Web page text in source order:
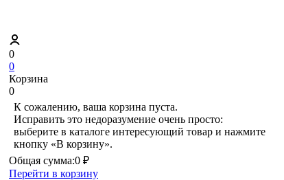
0
0
Корзина
0
К сожалению, ваша корзина пуста.
Исправить это недоразумение очень просто:
выберите в каталоге интересующий товар и нажмите
кнопку «В корзину».
Общая сумма:0 ₽
Перейти в корзину